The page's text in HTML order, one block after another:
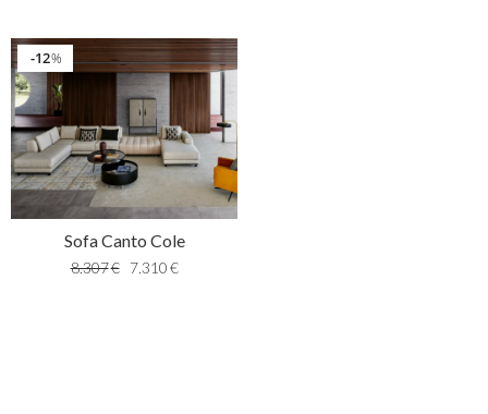
%
12
Sofa Canto Cole
8.307€ 7.310€